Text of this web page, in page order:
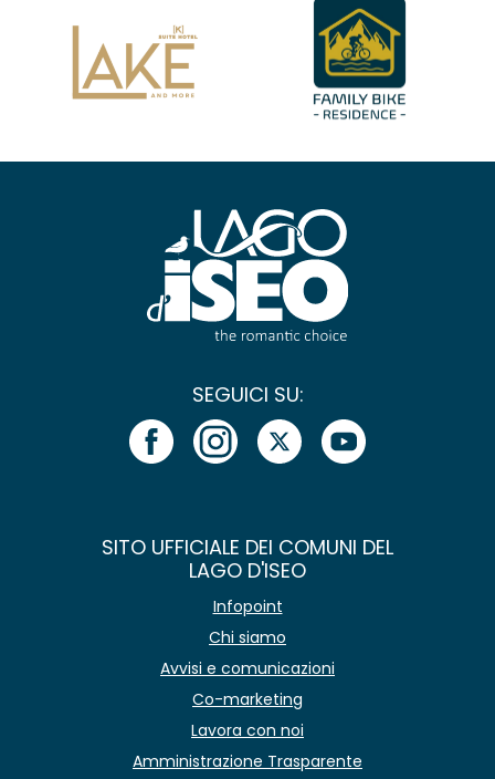
SEGUICI SU:
SITO UFFICIALE DEI COMUNI DEL
LAGO D'ISEO
Infopoint
Chi siamo
Avvisi e comunicazioni
Co-marketing
Lavora con noi
Amministrazione Trasparente